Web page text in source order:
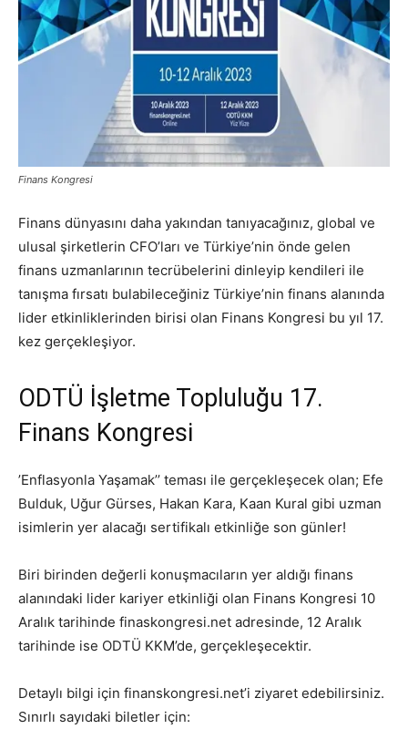
Finans Kongresi
Finans dünyasını daha yakından tanıyacağınız, global ve
ulusal şirketlerin CFO’ları ve Türkiye’nin önde gelen
finans uzmanlarının tecrübelerini dinleyip kendileri ile
tanışma fırsatı bulabileceğiniz Türkiye’nin finans alanında
lider etkinliklerinden birisi olan Finans Kongresi bu yıl 17.
kez gerçekleşiyor.
ODTÜ İşletme Topluluğu 17.
Finans Kongresi
’Enflasyonla Yaşamak’’ teması ile gerçekleşecek olan; Efe
Bulduk, Uğur Gürses, Hakan Kara, Kaan Kural gibi uzman
isimlerin yer alacağı sertifikalı etkinliğe son günler!
Biri birinden değerli konuşmacıların yer aldığı finans
alanındaki lider kariyer etkinliği olan Finans Kongresi 10
Aralık tarihinde finaskongresi.net adresinde, 12 Aralık
tarihinde ise ODTÜ KKM’de, gerçekleşecektir.
Detaylı bilgi için finanskongresi.net’i ziyaret edebilirsiniz.
Sınırlı sayıdaki biletler için: